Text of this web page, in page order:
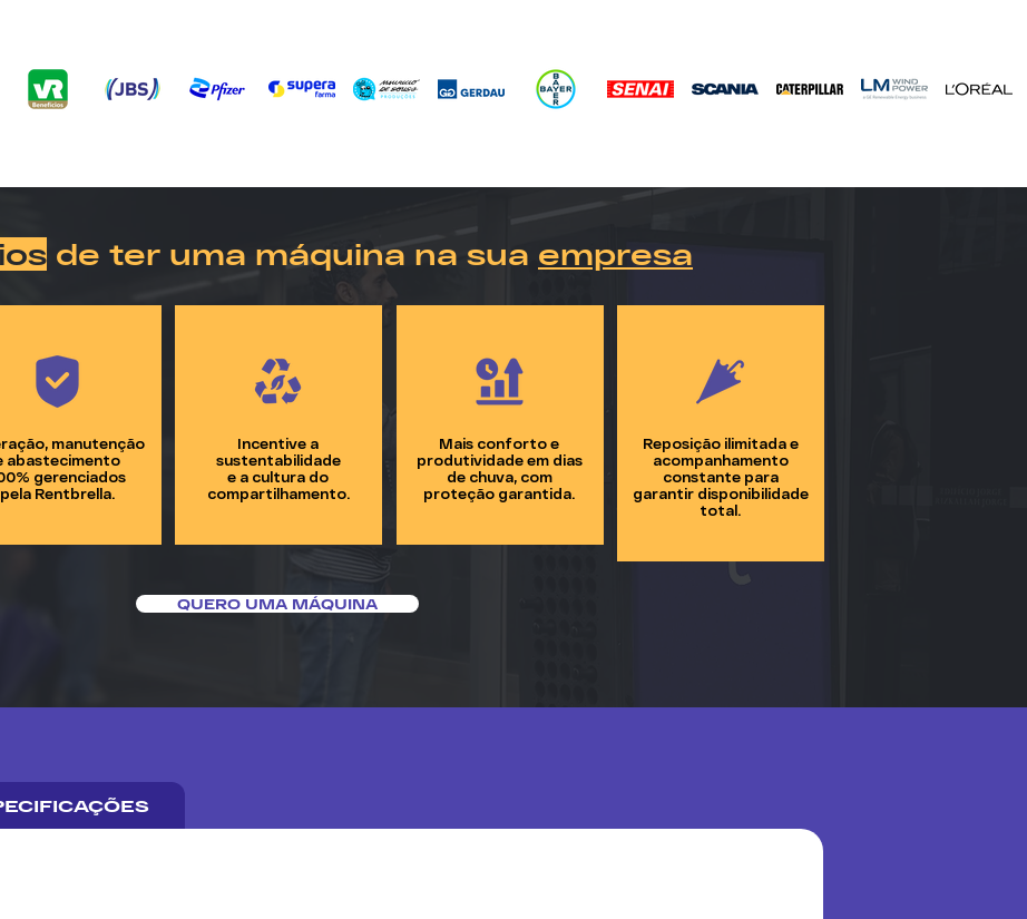
de ter uma máquina na sua empresa
manutenção
abastecimento
gerenciados
pela Rentbrella.
Incentive a
sustentabilidade
e a cultura do
compartilhamento.
Mais conforto e
produtividade em dias
de chuva, com
proteção garantida.
Reposição ilimitada e
acompanhamento
constante para
garantir disponibilidade
total.
QUERO UMA MÁQUINA